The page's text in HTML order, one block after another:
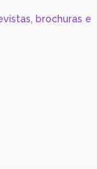
brochuras e